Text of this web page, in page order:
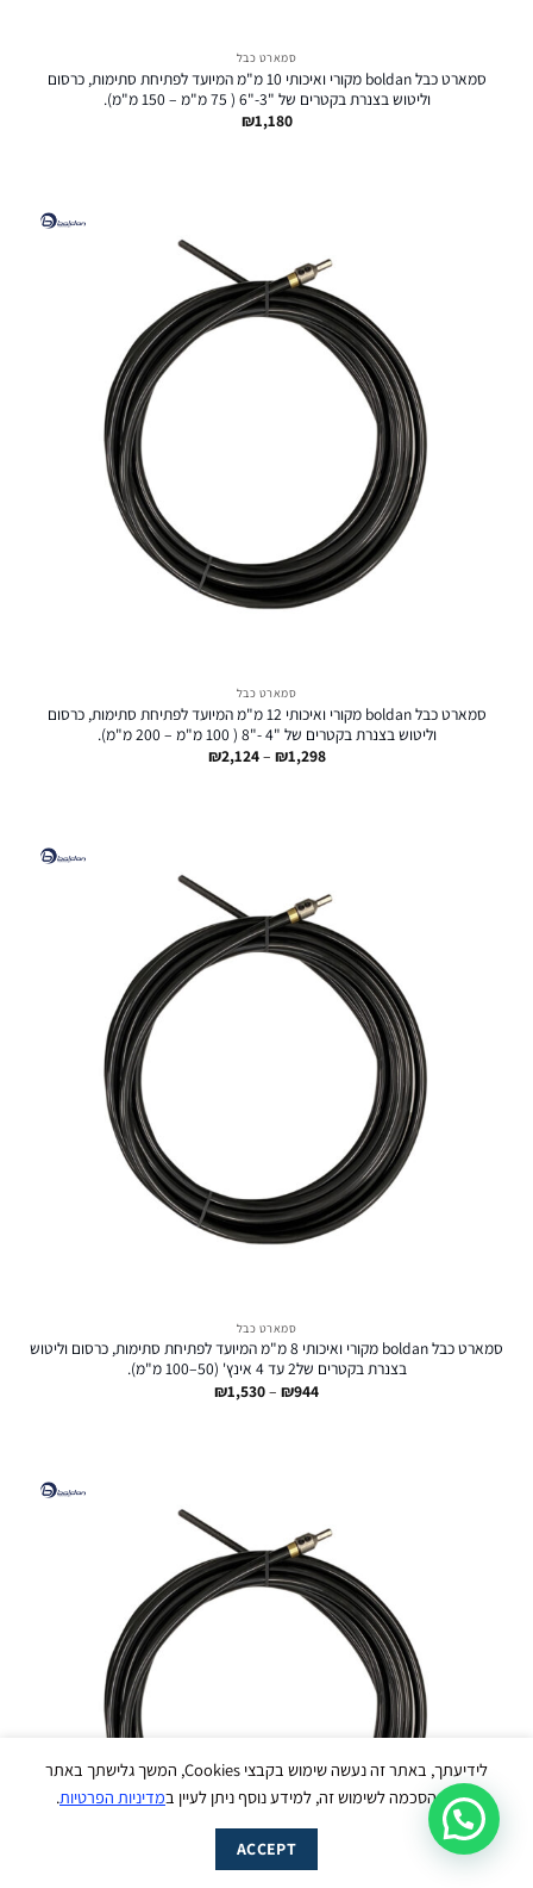
סמארט כבל
סמארט כבל boldan מקורי ואיכותי 10 מ"מ המיועד לפתיחת סתימות, כרסום
וליטוש בצנרת בקטרים של "3-"6 ( 75 מ"מ – 150 מ"מ).
₪1,180
סמארט כבל
סמארט כבל boldan מקורי ואיכותי 12 מ"מ המיועד לפתיחת סתימות, כרסום
וליטוש בצנרת בקטרים של "4 -"8 ( 100 מ"מ – 200 מ"מ).
₪1,298
–
₪2,124 טווח
סמארט כבל
סמארט כבל boldan מקורי ואיכותי 8 מ"מ המיועד לפתיחת סתימות, כרסום וליטוש
בצנרת בקטרים של2 עד 4 אינץ' (50–100 מ"מ).
₪944
–
₪1,530 טווח
לידיעתך, באתר זה נעשה שימוש בקבצי Cookies, המשך גלישתך באתר
מהווה הסכמה לשימוש זה, למידע נוסף ניתן לעיין במדיניות הפרטיות.
ACCEPT
עבודי ליינס
נשמח לסייע לך בכל שאלה - זמינים עכשיו
בווטסאפ :)